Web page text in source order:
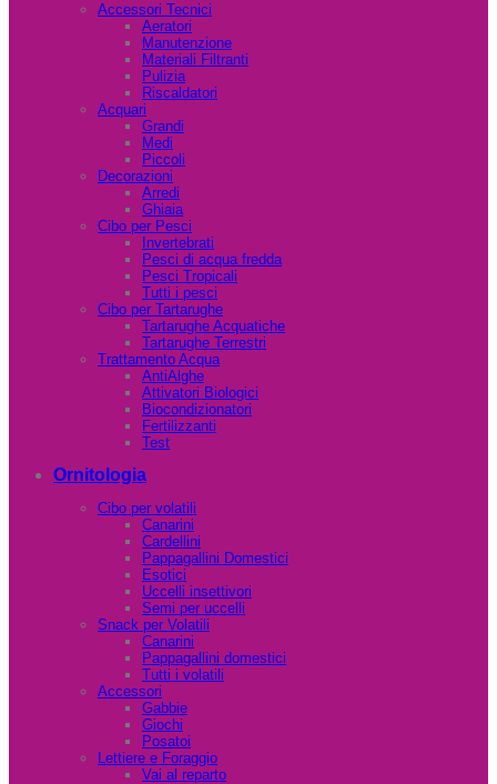
Accessori Tecnici
Aeratori
Manutenzione
Materiali Filtranti
Pulizia
Riscaldatori
Acquari
Grandi
Medi
Piccoli
Decorazioni
Arredi
Ghiaia
Cibo per Pesci
Invertebrati
Pesci di acqua fredda
Pesci Tropicali
Tutti i pesci
Cibo per Tartarughe
Tartarughe Acquatiche
Tartarughe Terrestri
Trattamento Acqua
AntiAlghe
Attivatori Biologici
Biocondizionatori
Fertilizzanti
Test
Ornitologia
Cibo per volatili
Canarini
Cardellini
Pappagallini Domestici
Esotici
Uccelli insettivori
Semi per uccelli
Snack per Volatili
Canarini
Pappagallini domestici
Tutti i volatili
Accessori
Gabbie
Giochi
Posatoi
Lettiere e Foraggio
Vai al reparto